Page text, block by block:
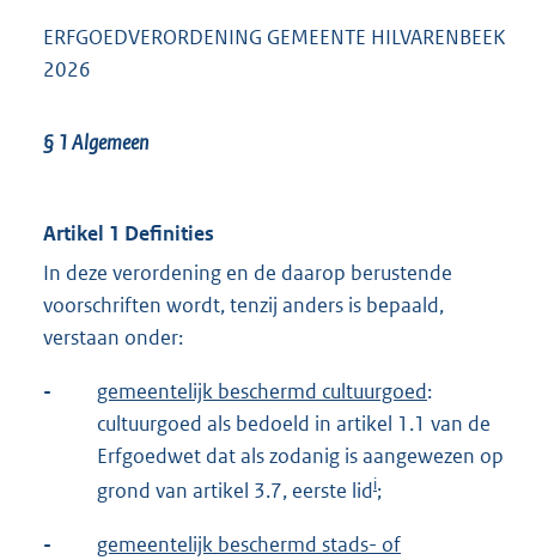
ERFGOEDVERORDENING GEMEENTE HILVARENBEEK
2026
§ 1Algemeen
Artikel 1 Definities
In deze verordening en de daarop berustende
voorschriften wordt, tenzij anders is bepaald,
verstaan onder:
- gemeentelijk beschermd cultuurgoed:
cultuurgoed als bedoeld in artikel 1.1 van de
Erfgoedwet dat als zodanig is aangewezen op
grond van artikel 3.7, eerste lidi;
-
gemeentelijk beschermd stads- of